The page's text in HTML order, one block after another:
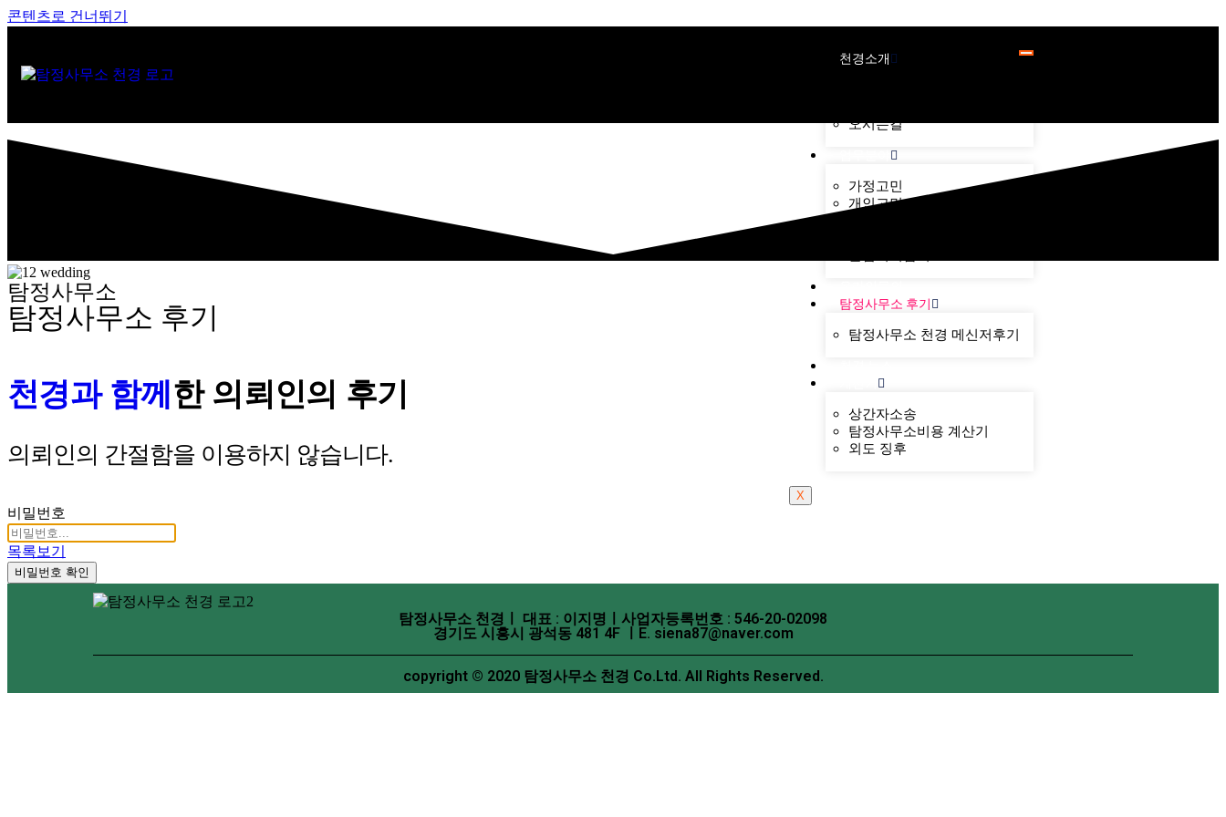
콘텐츠로 건너뛰기
천경소개
오시는길
가정고민
개인고민
탐정사무소 후기
탐정사무소 천경 메신저후기
상간자소송
탐정사무소비용 계산기
외도 징후
X
탐정사무소
탐정사무소 후기
천경과 함께한 의뢰인의 후기
의뢰인의 간절함을 이용하지 않습니다.
비밀번호
목록보기
비밀번호 확인
탐정사무소 천경ㅣ 대표 : 이지명ㅣ사업자등록번호 : 546-20-02098
경기도 시흥시 광석동 481 4F ㅣE. siena87@naver.com
copyright © 2020 탐정사무소 천경 Co.Ltd. All Rights Reserved.